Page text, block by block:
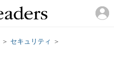
＞ セキュリティ
＞